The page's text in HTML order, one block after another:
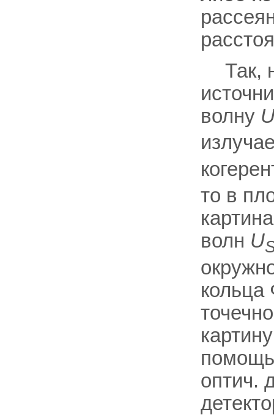
Так,
волну
то в
волн U
кольца
оптич.